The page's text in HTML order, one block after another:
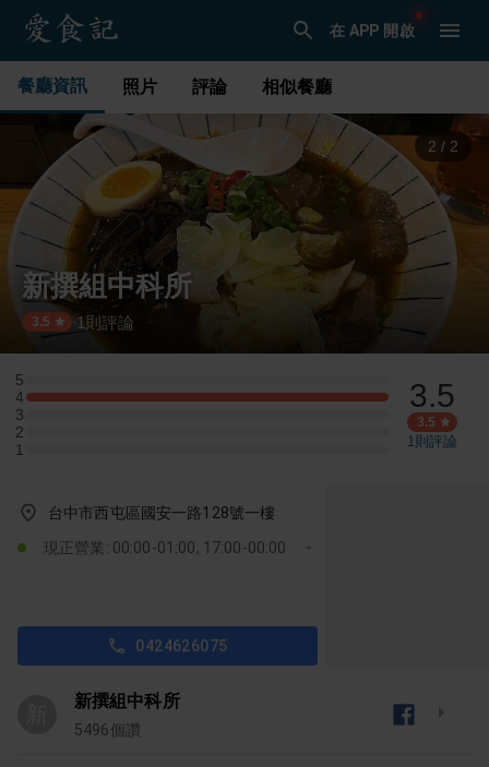
在 APP 開啟
餐廳資訊 照片 評論 相似餐廳
2 / 2
新撰組中科所
3.5 ·1 則評論
5
5 星：0 則評論
4
4 星：1 則評論
3
3 星：0 則評論
2
2 星：0 則評論
1
1 星：0 則評論
3.5
3.5
1則評論
台中市西屯區國安一路128號一樓
現正營業: 00:00-01:00, 17:00-00:00
0424626075
新撰組中科所
5496個讚